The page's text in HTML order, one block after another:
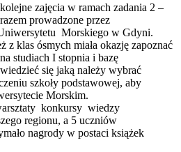
zajęcia w ramach zadania 2 –
prowadzone przez
Morskiego w Gdyni.
z klas ósmych miała okazję zapoznać
studiach I stopnia i bazę
się jaką należy wybrać
szkoły podstawowej, aby
Morskim.
konkursy wiedzy
regionu, a 5 uczniów
nagrody w postaci książek